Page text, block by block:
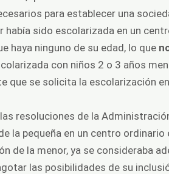
para establecer una
sido escolarizada en un
haya ninguno de su edad, lo que
con niños 2 o 3 años
que se solicita la escolarización
resoluciones de la
la pequeña en un centro ordinario
de la menor, ya se consideraba
las posibilidades de su